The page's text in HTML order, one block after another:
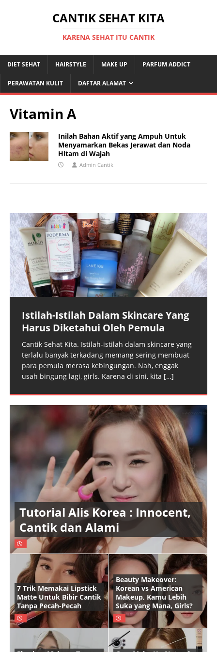
CANTIK SEHAT KITA
KARENA SEHAT ITU CANTIK
DIET SEHAT HAIRSTYLE MAKE UP PARFUM ADDICT
PERAWATAN KULIT DAFTAR ALAMAT
Vitamin A
Inilah Bahan Aktif yang Ampuh Untuk
Menyamarkan Bekas Jerawat dan Noda
Hitam di Wajah
Admin Cantik
Istilah-Istilah Dalam Skincare Yang
Harus Diketahui Oleh Pemula
Cantik Sehat Kita. Istilah-istilah dalam skincare yang
terlalu banyak terkadang memang sering membuat
para pemula merasa kebingungan. Nah, enggak
usah bingung lagi, girls. Karena di sini, kita […]
Tutorial Alis Korea : Innocent,
Cantik dan Alami
7 Trik Memakai Lipstick
Matte Untuk Bibir Cantik
Tanpa Pecah-Pecah
Beauty Makeover:
Korean vs American
Makeup, Kamu Lebih
Suka yang Mana, Girls?